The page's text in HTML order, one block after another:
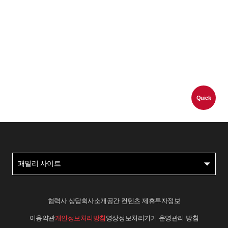
Quick
패밀리 사이트
협력사 상담회사소개 공간 컨텐츠 제휴투자정보
이용약관개인정보처리방침 영상정보처리기기 운영관리 방침